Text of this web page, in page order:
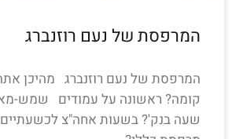
המרפסת של נעם רוזנברג
המרפסת של נעם רוזנברג מהיכן
קומה? ראשונה על עמודים שמש-
שעה בנק'? בשעות אחה"צ